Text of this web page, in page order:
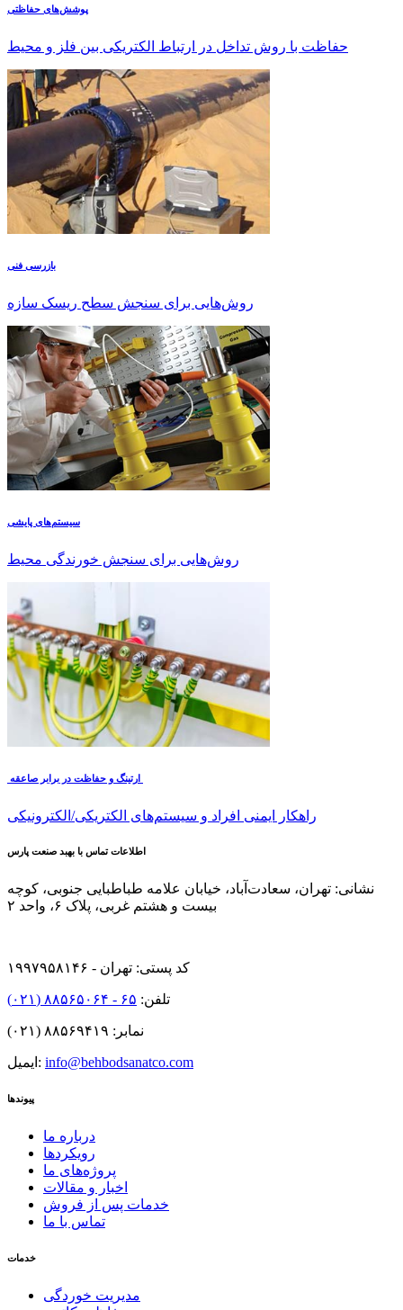
پوشش‌های حفاظتی
حفاظت با روش تداخل در ارتباط الکتریکی بین فلز و محیط
بازرسی فنی
روش‌هایی برای سنجش سطح ریسک سازه
سیستم‌های پایشی
روش‌هایی برای سنجش خورندگی محیط
راهکار ایمنی افراد و سیستم‌های الکتریکی/الکترونیکی
اطلاعات تماس با بهبد صنعت پارس
نشانی: تهران، سعادت‌آباد، خیابان علامه طباطبایی جنوبی، کوچه
بیست و هشتم غربی، پلاک ۶، واحد ۲
کد پستی: تهران - ۱۹۹۷۹۵۸۱۴۶
تلفن: ۶۵ - ۸۸۵۶۵۰۶۴ (۰۲۱)
نمابر: ۸۸۵۶۹۴۱۹ (۰۲۱)
ایمیل: info@behbodsanatco.com
پیوندها
درباره ما
رویکردها
پروژه‌های ما
اخبار و مقالات
خدمات پس از فروش
تماس با ما
خدمات
مدیریت خوردگی